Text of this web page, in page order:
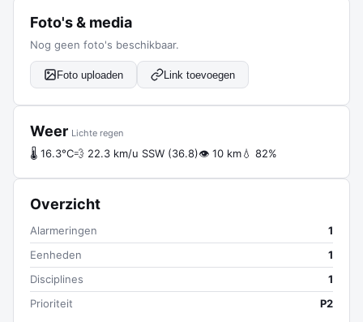
Foto's & media
Nog geen foto's beschikbaar.
Foto uploaden Link toevoegen
Weer Lichte regen
🌡 16.3°C💨 22.3 km/u SSW (36.8)👁 10 km💧 82%
Overzicht
Alarmeringen
1
Eenheden
1
Disciplines
1
Prioriteit
P2